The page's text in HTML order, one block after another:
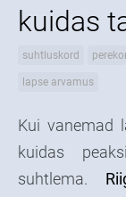
kuidas
suhtluskord
lapse arvamus
Kui vanemad
kuidas
suhtlema.